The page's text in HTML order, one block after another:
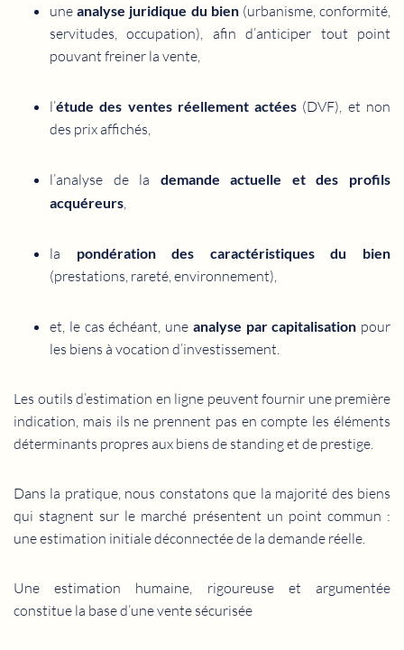
uneanalyse juridique du bien(urbanisme, conformité,
servitudes, occupation), afin d’anticiper tout point
pouvant freiner la vente,
l’étude des ventes réellement actées (DVF), et non
des prix affichés,
l’analyse de la demande actuelle et des profils
acquéreurs
la pondération des caractéristiques du bien
(prestations, rareté, environnement),
et, le cas échéant, une analyse par capitalisation pour
les biens à vocation d’investissement.
Les outils d’estimation en ligne peuvent fournir une première
indication, mais ils ne prennent pas en compte les éléments
déterminants propres aux biens de standing et de prestige.
Dans la pratique, nous constatons que la majorité des biens
qui stagnent sur le marché présentent un point commun :
une estimation initiale déconnectée de la demande réelle.
Une estimation humaine, rigoureuse et argumentée
constitue la base d’une vente sécurisée